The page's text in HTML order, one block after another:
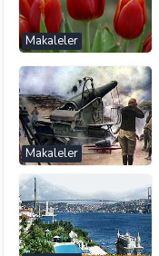
Makaleler
Makaleler